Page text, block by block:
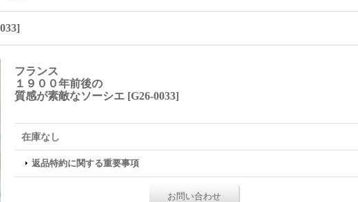
]
フランス
１９００年前後の
質感が素敵なソーシエ [G26-0033]
在庫なし
返品特約に関する重要事項
お問い合わせ